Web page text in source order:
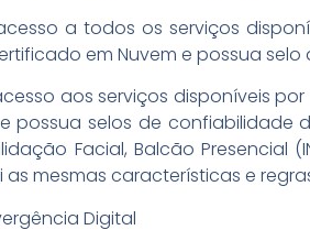
a todos os serviços
em Nuvem e possua
aos serviços disponíveis
e possua selos de confiabilidade
Facial, Balcão
as mesmas características e
Digital